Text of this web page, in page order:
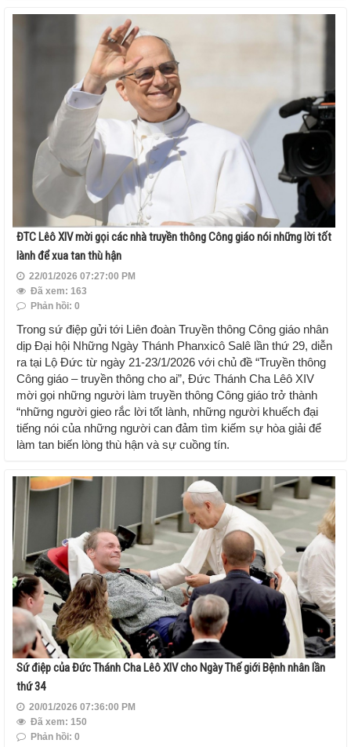
ĐTC Lêô XIV mời gọi các nhà truyền thông Công giáo nói những lời tốt
lành để xua tan thù hận
22/01/2026 07:27:00 PM
Đã xem: 163
Phản hồi: 0
Trong sứ điệp gửi tới Liên đoàn Truyền thông Công giáo nhân
dịp Đại hội Những Ngày Thánh Phanxicô Salê lần thứ 29, diễn
ra tại Lộ Đức từ ngày 21-23/1/2026 với chủ đề “Truyền thông
Công giáo – truyền thông cho ai”, Đức Thánh Cha Lêô XIV
mời gọi những người làm truyền thông Công giáo trở thành
“những người gieo rắc lời tốt lành, những người khuếch đại
tiếng nói của những người can đảm tìm kiếm sự hòa giải để
làm tan biến lòng thù hận và sự cuồng tín.
Sứ điệp của Đức Thánh Cha Lêô XIV cho Ngày Thế giới Bệnh nhân lần
thứ 34
20/01/2026 07:36:00 PM
Đã xem: 150
Phản hồi: 0